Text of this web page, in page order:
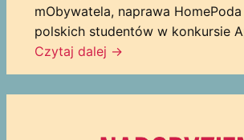
mObywatela, naprawa
polskich studentów w konkursie
Czytaj dalej →